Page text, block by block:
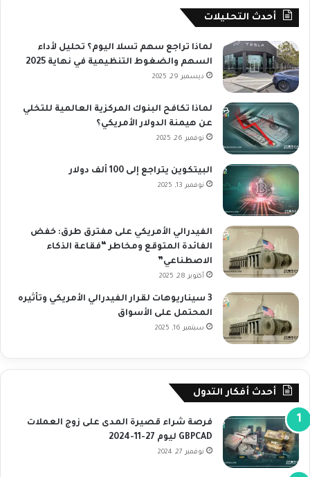
أحدث التحليلات
لماذا تراجع سهم تسلا اليوم؟ تحليل لأداء
السهم والضغوط التنظيمية في نهاية 2025
ديسمبر 29, 2025
لماذا تكافح البنوك المركزية العالمية للتخلي
عن هيمنة الدولار الأمريكي؟
نوفمبر 26, 2025
البيتكوين يتراجع إلى 100 ألف دولار
نوفمبر 13, 2025
الفيدرالي الأمريكي على مفترق طرق: خفض
الفائدة المتوقع ومخاطر “فقاعة الذكاء
الاصطناعي”
أكتوبر 28, 2025
3 سيناريوهات لقرار الفيدرالي الأمريكي وتأثيره
المحتمل على الأسواق
سبتمبر 16, 2025
أحدث أفكار التدول
فرصة شراء قصيرة المدى على زوج العملات
GBPCAD ليوم 27-11-2024
نوفمبر 27, 2024